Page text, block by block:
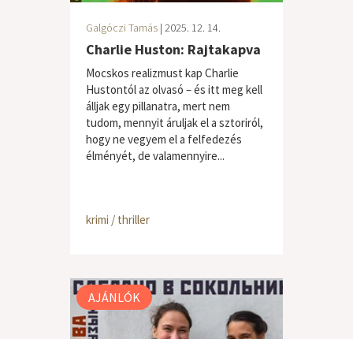
Galgóczi Tamás | 2025. 12. 14.
Charlie Huston: Rajtakapva
Mocskos realizmust kap Charlie
Hustontól az olvasó – és itt meg kell
álljak egy pillanatra, mert nem
tudom, mennyit áruljak el a sztoriról,
hogy ne vegyem el a felfedezés
élményét, de valamennyire...
krimi / thriller
AJÁNLÓK